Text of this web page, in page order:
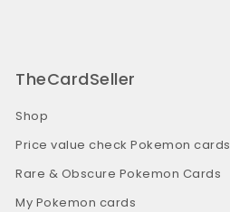
TheCardSeller
Shop
Price value check Pokemon cards
Rare & Obscure Pokemon Cards
My Pokemon cards